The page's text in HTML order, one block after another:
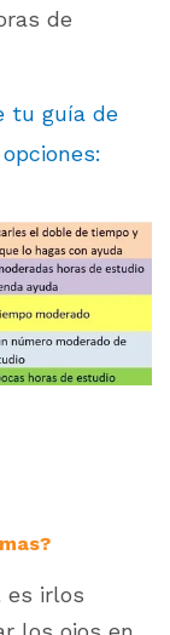
de
tu guía de
es irlos